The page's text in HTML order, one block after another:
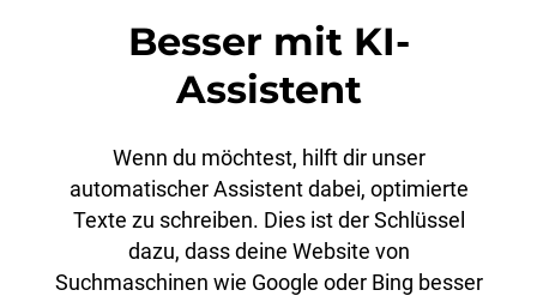
Besser mit KI-
Assistent
Wenn du möchtest, hilft dir unser
automatischer Assistent dabei, optimierte
Texte zu schreiben. Dies ist der Schlüssel
dazu, dass deine Website von
Suchmaschinen wie Google oder Bing besser